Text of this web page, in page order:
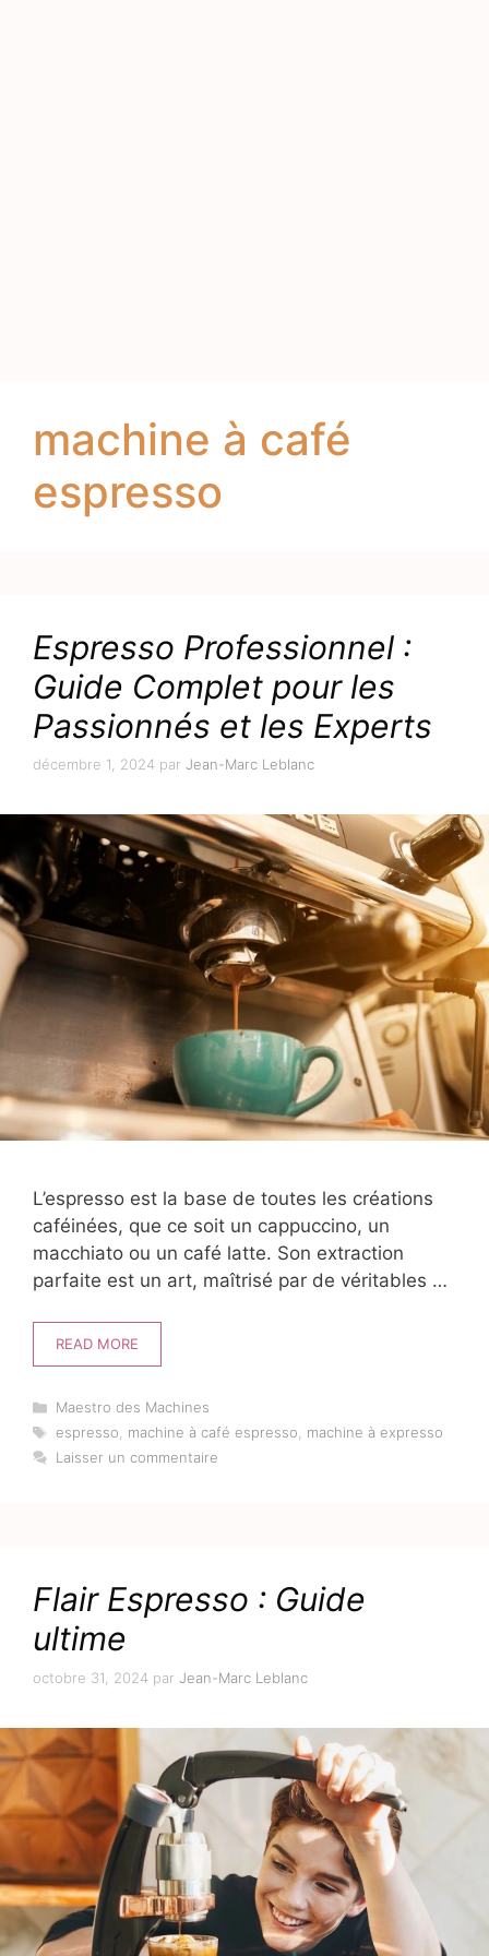
machine à café
espresso
Espresso Professionnel :
Guide Complet pour les
Passionnés et les Experts
décembre 1, 2024 par Jean-Marc Leblanc
L’espresso est la base de toutes les créations
caféinées, que ce soit un cappuccino, un
macchiato ou un café latte. Son extraction
parfaite est un art, maîtrisé par de véritables …
READ MORE
Catégories
Maestro des Machines
Étiquettes
espresso machine à café espresso
machine à expresso
Laisser un commentaire
Flair Espresso : Guide
ultime
octobre 31, 2024 par Jean-Marc Leblanc